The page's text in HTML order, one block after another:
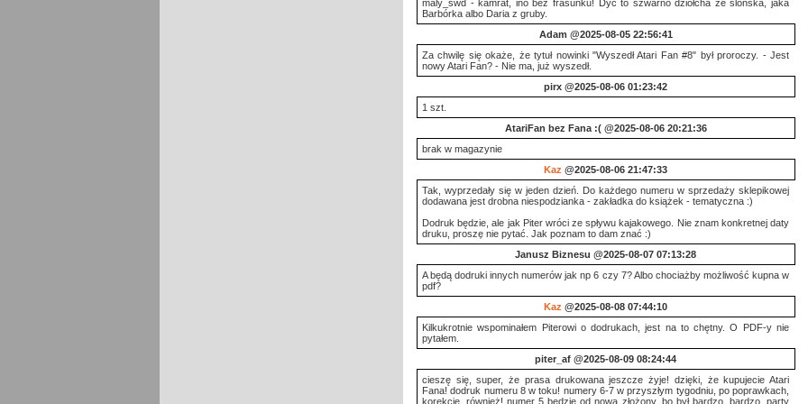
maly_swd - kamrat, ino bez frasunku! Dyć to szwarno dziołcha ze ślonska, jaka
Barbórka albo Daria z gruby.
Adam @2025-08-05 22:56:41
Za chwilę się okaże, że tytuł nowinki "Wyszedł Atari Fan #8" był proroczy. - Jest
nowy Atari Fan? - Nie ma, już wyszedł.
pirx @2025-08-06 01:23:42
1 szt.
AtariFan bez Fana :(@2025-08-06 20:21:36
brak w magazynie
Kaz @2025-08-06 21:47:33
Tak, wyprzedały się w jeden dzień. Do każdego numeru w sprzedaży sklepikowej
dodawana jest drobna niespodzianka - zakładka do książek - tematyczna :)
Dodruk będzie, ale jak Piter wróci ze spływu kajakowego. Nie znam konkretnej daty
druku, proszę nie pytać. Jak poznam to dam znać :)
Janusz Biznesu @2025-08-07 07:13:28
A będą dodruki innych numerów jak np 6 czy 7? Albo chociażby możliwość kupna w
pdf?
Kaz @2025-08-08 07:44:10
Kilkukrotnie wspominałem Piterowi o dodrukach, jest na to chętny. O PDF-y nie
pytałem.
piter_af @2025-08-09 08:24:44
cieszę się, super, że prasa drukowana jeszcze żyje! dzięki, że kupujecie Atari
Fana! dodruk numeru 8 w toku! numery 6-7 w przyszłym tygodniu, po poprawkach,
korekcie, również! numer 5 będzie od nowa złożony, bo był bardzo, bardzo, party